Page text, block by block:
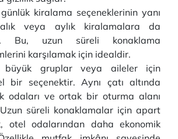
kiralama seçeneklerinin yanı
veya aylık kiralamalara da
Bu, uzun süreli konaklama
karşılamak için idealdir.
büyük gruplar veya aileler için
bir seçenektir. Aynı çatı altında
odaları ve ortak bir oturma alanı
süreli konaklamalar için apart
otel odalarından daha ekonomik